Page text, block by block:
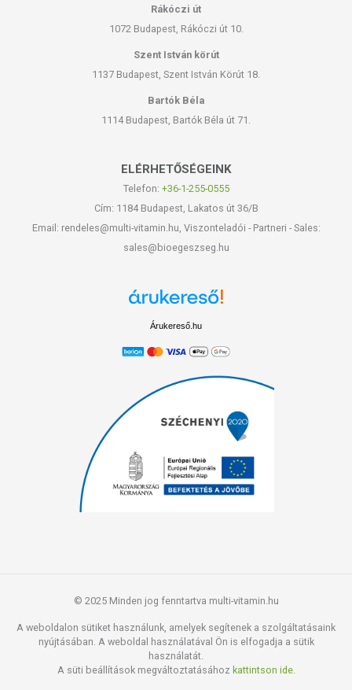
Rákóczi út
1072 Budapest, Rákóczi út 10.
Szent István körút
1137 Budapest, Szent István Körút 18.
Bartók Béla
1114 Budapest, Bartók Béla út 71.
ELÉRHETŐSÉGEINK
Telefon: +36-1-255-0555
Cím: 1184 Budapest, Lakatos út 36/B
Email: rendeles@multi-vitamin.hu, Viszonteladói - Partneri - Sales:
sales@bioegeszseg.hu
Árukereső.hu
© 2025 Minden jog fenntartva multi-vitamin.hu
A weboldalon sütiket használunk, amelyek segítenek a szolgáltatásaink
nyújtásában. A weboldal használatával Ön is elfogadja a sütik
használatát.
A süti beállítások megváltoztatásához kattintson ide.